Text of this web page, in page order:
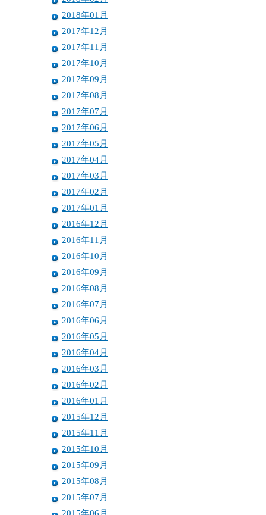
2018年01月
2017年12月
2017年11月
2017年10月
2017年09月
2017年08月
2017年07月
2017年06月
2017年05月
2017年04月
2017年03月
2017年02月
2017年01月
2016年12月
2016年11月
2016年10月
2016年09月
2016年08月
2016年07月
2016年06月
2016年05月
2016年04月
2016年03月
2016年02月
2016年01月
2015年12月
2015年11月
2015年10月
2015年09月
2015年08月
2015年07月
2015年06月